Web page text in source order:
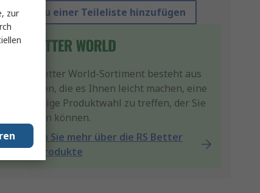
Zu einer Teileliste hinzufügen
Unser Better World-Sortiment besteht aus
Produkten, die es Ihnen leicht machen, eine
nachhaltige Produktwahl zu treffen, der Sie
vertrauen können.
Erfahren Sie mehr über die RS Better
World-Produkte
zur